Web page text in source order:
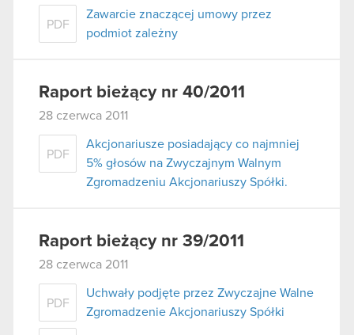
PDF
Zawarcie znaczącej umowy przez
podmiot zależny
Raport bieżący nr 40/2011
28 czerwca 2011
PDF
Akcjonariusze posiadający co najmniej
5% głosów na Zwyczajnym Walnym
Zgromadzeniu Akcjonariuszy Spółki.
Raport bieżący nr 39/2011
28 czerwca 2011
PDF
Uchwały podjęte przez Zwyczajne Walne
Zgromadzenie Akcjonariuszy Spółki